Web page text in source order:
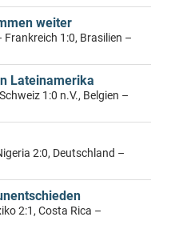
weiter
1:0, Brasilien –
Lateinamerika
1:0 n.V., Belgien –
2:0, Deutschland –
2:1, Costa Rica –